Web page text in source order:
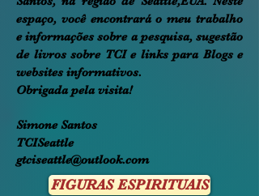
espaço, você encontrará o meu trabalho
e informações sobre a pesquisa, sugestão
de livros sobre TCI e links para Blogs e
websites informativos.
Obrigada pela visita!
Simone Santos
TCISeattle
gtciseattle@outlook.com
FIGURAS ESPIRITUAIS